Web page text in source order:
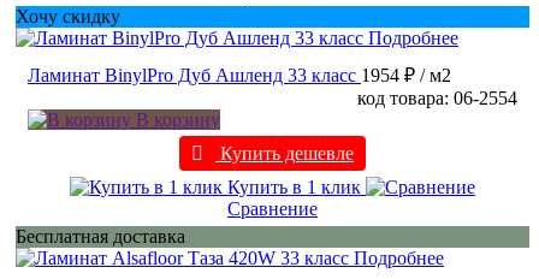
Хочу скидку
Подробнее
Ламинат BinylPro Дуб Ашленд 33 класс 1954 ₽ / м2
код товара: 06-2554
В корзину
Купить дешевле
Купить в 1 клик
Сравнение
Бесплатная доставка
Подробнее